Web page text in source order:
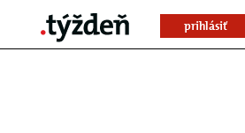
prihlásiť